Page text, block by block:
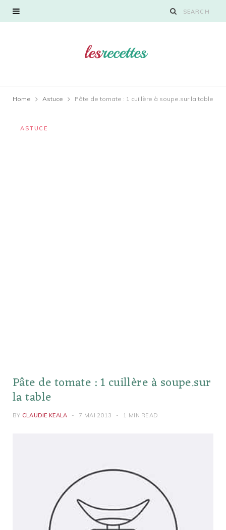
Home Astuce Pâte de tomate : 1 cuillère à soupe.sur la table
ASTUCE
Pâte de tomate : 1 cuillère à soupe.sur
la table
BY CLAUDIE KEALA 7 MAI 2013 1 MIN READ